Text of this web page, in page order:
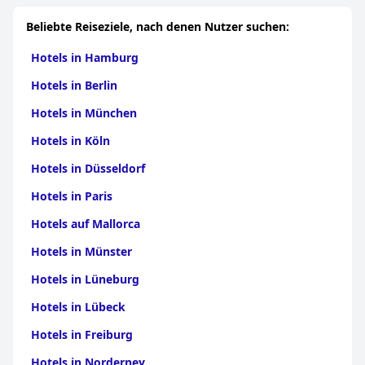
aus historischem Charme, Komfort und erstklassiger
Gastfreundschaft aus, was sie zu einem Favoriten unter ihren
Gästen macht.
Kaloyanovo | Hotels in Saedinenie | Hotels in
Beliebte Reiseziele, nach denen Nutzer suchen:
Hotels in Hamburg
Hotels in Berlin
Hotels in München
Hotels in Köln
Hotels in Düsseldorf
Hotels in Paris
Hotels auf Mallorca
Hotels in Münster
Hotels in Lüneburg
Hotels in Lübeck
Hotels in Freiburg